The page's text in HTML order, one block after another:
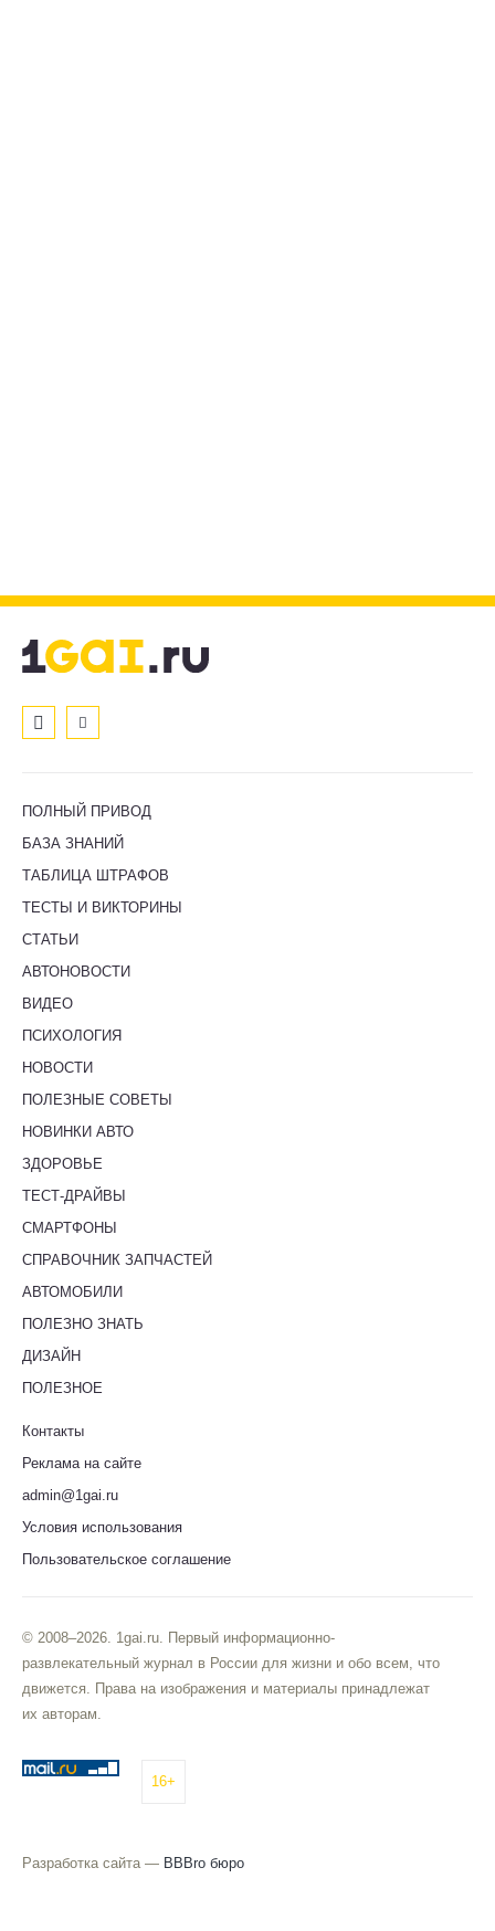
ПОЛНЫЙ ПРИВОД
БАЗА ЗНАНИЙ
ТАБЛИЦА ШТРАФОВ
ТЕСТЫ И ВИКТОРИНЫ
СТАТЬИ
АВТОНОВОСТИ
ВИДЕО
ПСИХОЛОГИЯ
НОВОСТИ
ПОЛЕЗНЫЕ СОВЕТЫ
НОВИНКИ АВТО
ЗДОРОВЬЕ
ТЕСТ-ДРАЙВЫ
СМАРТФОНЫ
СПРАВОЧНИК ЗАПЧАСТЕЙ
АВТОМОБИЛИ
ПОЛЕЗНО ЗНАТЬ
ДИЗАЙН
ПОЛЕЗНОЕ
Контакты
Реклама на сайте
admin@1gai.ru
Условия использования
Пользовательское соглашение
© 2008–2026. 1gai.ru. Первый информационно-
развлекательный журнал в России для жизни и обо всем, что
движется. Права на изображения и материалы принадлежат
их авторам.
16+
Разработка сайта — BBBro бюро